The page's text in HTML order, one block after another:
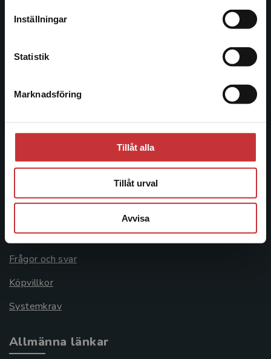
Inställningar
Statistik
Marknadsföring
Tillåt alla
Tillåt urval
Avvisa
Kontakta oss
221 00 Lund
Åkergränden 1
046-31 21 00
Frågor och svar
Köpvillkor
Systemkrav
Allmänna länkar